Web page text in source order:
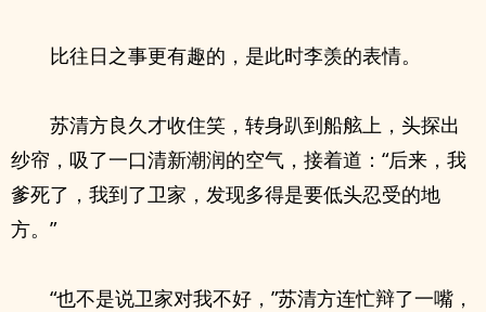
比往日之事更有趣的，是此时李羡的表情。
苏清方良久才收住笑，转身趴到船舷上，头探出
纱帘，吸了一口清新潮润的空气，接着道：“后来，我
爹死了，我到了卫家，发现多得是要低头忍受的地
方。”
“也不是说卫家对我不好，”苏清方连忙辩了一嘴，